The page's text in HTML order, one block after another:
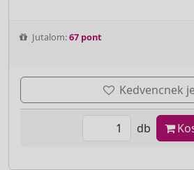
Jutalom:67 pont
Kedvencnek
db